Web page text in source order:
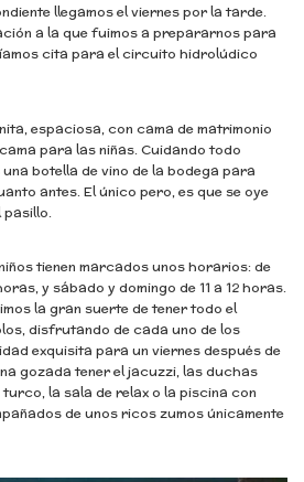
llegamos el viernes por la tarde.
a la que fuimos a prepararnos para
cita para el circuito hidrolúdico
espaciosa, con cama de matrimonio
para las niñas. Cuidando todo
botella de vino de la bodega para
antes. El único pero, es que se oye
pasillo.
tienen marcados unos horarios: de
y sábado y domingo de 11 a 12 horas.
la gran suerte de tener todo el
disfrutando de cada uno de los
exquisita para un viernes después de
gozada tener el jacuzzi, las duchas
la sala de relax o la piscina con
de unos ricos zumos únicamente